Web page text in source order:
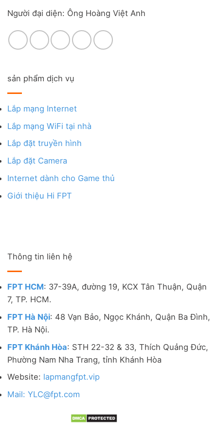
Người đại diện: Ông Hoàng Việt Anh
sản phẩm dịch vụ
Lắp mạng Internet
Lắp mạng WiFi tại nhà
Lắp đặt truyền hình
Lắp đặt Camera
Internet dành cho Game thủ
Giới thiệu Hi FPT
Thông tin liên hệ
FPT HCM: 37-39A, đường 19, KCX Tân Thuận, Quận
7, TP. HCM.
FPT Hà Nội: 48 Vạn Bảo, Ngọc Khánh, Quận Ba Đình,
TP. Hà Nội.
FPT Khánh Hòa: STH 22-32 & 33, Thích Quảng Đức,
Phường Nam Nha Trang, tỉnh Khánh Hòa
Website: lapmangfpt.vip
Mail: YLC@fpt.com